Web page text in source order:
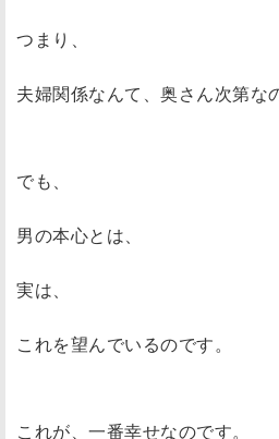
つまり、
夫婦関係なんて、奥さん次第な
でも、
男の本心とは、
実は、
これを望んでいるのです。
これが、一番幸せなのです。